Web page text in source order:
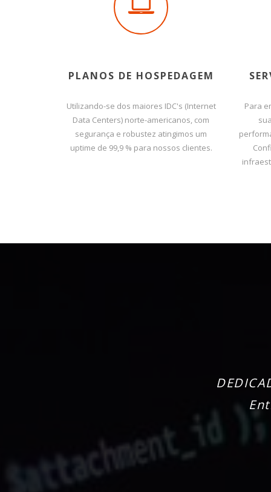
PLANOS DE HOSPEDAGEM
Utilizando-se dos maiores IDC's (Internet
Data Centers) norte-americanos, com
segurança e robustez atingimos um
uptime de 99,9 % para nossos clientes.
Para